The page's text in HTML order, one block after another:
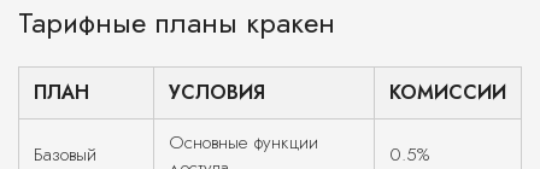
Тарифные планы кракен
ПЛАН УСЛОВИЯ КОМИССИИ
Базовый
Основные функции
0.5%